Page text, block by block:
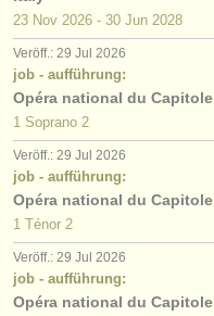
23 Nov 2026 - 30 Jun 2028
Veröff.: 29 Jul 2026
job - aufführung:
Opéra national du Capitole
1 Soprano 2
Veröff.: 29 Jul 2026
job - aufführung:
Opéra national du Capitole
1 Ténor 2
Veröff.: 29 Jul 2026
job - aufführung:
Opéra national du Capitole